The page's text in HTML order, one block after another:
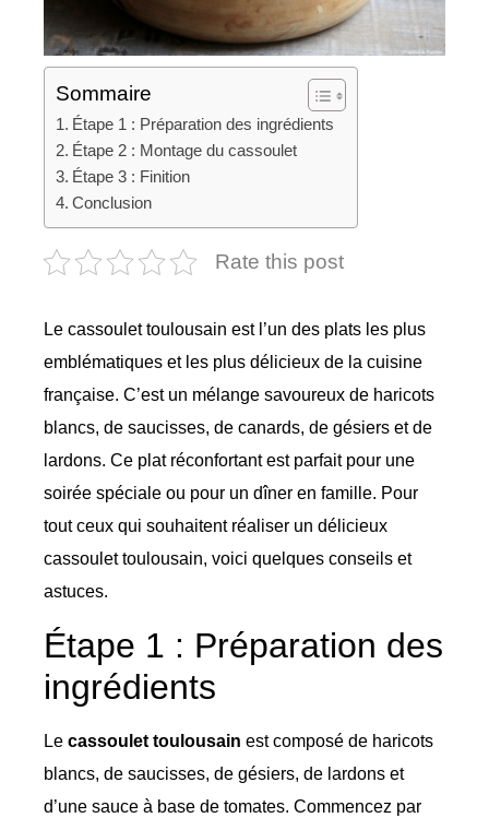
Sommaire
Étape 1 : Préparation des ingrédients
Étape 2 : Montage du cassoulet
Étape 3 : Finition
Conclusion
Rate this post
Le cassoulet toulousain est l’un des plats les plus
emblématiques et les plus délicieux de la cuisine
française. C’est un mélange savoureux de haricots
blancs, de saucisses, de canards, de gésiers et de
lardons. Ce plat réconfortant est parfait pour une
soirée spéciale ou pour un dîner en famille. Pour
tout ceux qui souhaitent réaliser un délicieux
cassoulet toulousain, voici quelques conseils et
astuces.
Étape 1 : Préparation des
ingrédients
Le cassoulet toulousain est composé de haricots
blancs, de saucisses, de gésiers, de lardons et
d’une sauce à base de tomates. Commencez par